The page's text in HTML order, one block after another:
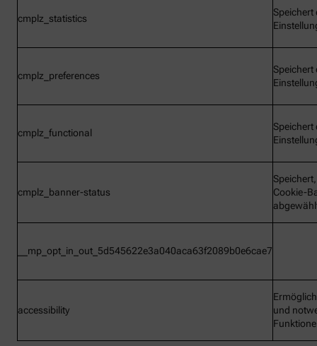
cmplz_statistics
Speichert
cmplz_preferences
Speichert
cmplz_functional
Speichert
cmplz_banner-status
Cookie-
__mp_opt_in_out_5d545622e3a040aca63f2089b0e6cae7
accessibility
und